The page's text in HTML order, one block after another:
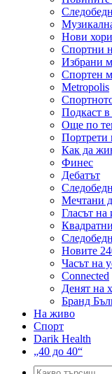
Нови
Спортни
Избрани
Спортен
Metropolis
Подкаст
Още по
Портрети
Как да
Финес
Дебатът
Мечтани
Гласът на
Новите
Часът на
Connected
Денят на
Бранд
На живо
Спорт
Darik Health
„40 до 40“